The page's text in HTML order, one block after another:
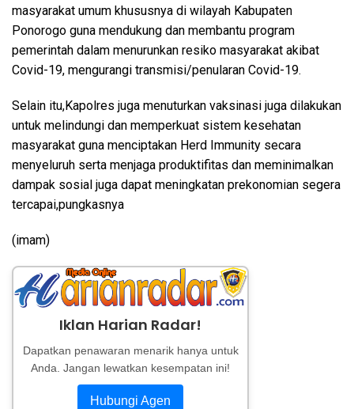
masyarakat umum khususnya di wilayah Kabupaten
Ponorogo guna mendukung dan membantu program
pemerintah dalam menurunkan resiko masyarakat akibat
Covid-19, mengurangi transmisi/penularan Covid-19.
Selain itu,Kapolres juga menuturkan vaksinasi juga dilakukan
untuk melindungi dan memperkuat sistem kesehatan
masyarakat guna menciptakan Herd Immunity secara
menyeluruh serta menjaga produktifitas dan meminimalkan
dampak sosial juga dapat meningkatan prekonomian segera
tercapai,pungkasnya
(imam)
Iklan Harian Radar!
Dapatkan penawaran menarik hanya untuk
Anda. Jangan lewatkan kesempatan ini!
Hubungi Agen